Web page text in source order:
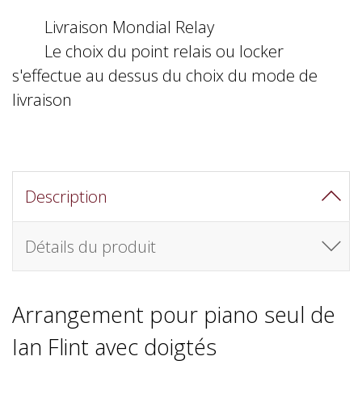
Livraison Mondial Relay
Le choix du point relais ou locker
s'effectue au dessus du choix du mode de
livraison
Description
Détails du produit
Arrangement pour piano seul de
Ian Flint avec doigtés